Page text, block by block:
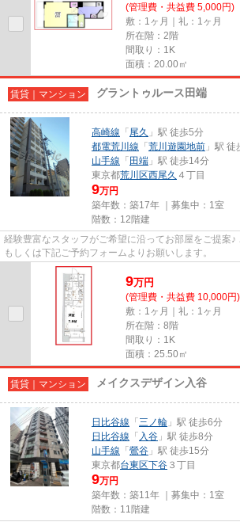
(管理費・共益費 5,000円)
敷：1ヶ月｜礼：1ヶ月
所在階：2階
間取り：1K
面積：20.00㎡
賃貸｜マンション グラントゥルース田端
高崎線 「 尾久 」駅 徒歩5分
都電荒川線 「 荒川遊園地前 」駅 徒
山手線 「 田端 」駅 徒歩14分
東京都荒川区西尾久 ４丁目
9万円
築年数：築17年 ｜募集中： 1室
階数：12階建
経験豊富なスタッフがご希望に沿ってお部屋をご提案
もしくは下記ご予約フォームよりお願いします。
9万円
(管理費・共益費 10,000円)
敷：1ヶ月｜礼：1ヶ月
所在階：8階
間取り：1K
面積：25.50㎡
賃貸｜マンション メイクスデザイン入谷
日比谷線 「 三ノ輪 」駅 徒歩6分
日比谷線 「 入谷 」駅 徒歩8分
山手線 「 鶯谷 」駅 徒歩15分
東京都台東区下谷 ３丁目
9万円
築年数：築11年 ｜募集中： 1室
階数：11階建